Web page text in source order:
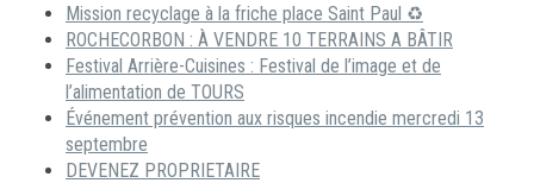
Mission recyclage à la friche place Saint Paul ♻️
ROCHECORBON : À VENDRE 10 TERRAINS A BÂTIR
Festival Arrière-Cuisines : Festival de l’image et de
l’alimentation de TOURS
Événement prévention aux risques incendie mercredi 13
septembre
DEVENEZ PROPRIETAIRE